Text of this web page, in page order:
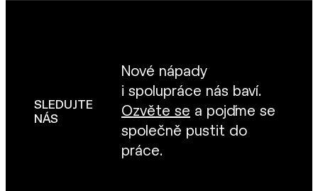
SLEDUJTE
NÁS
Nové nápady
i spolupráce nás baví.
Ozvěte se a pojďme se
společně pustit do
práce.